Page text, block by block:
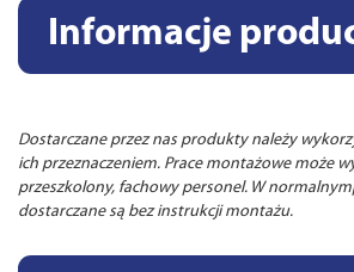
Informacje
Dostarczane przez nas produkty należy
ich przeznaczeniem. Prace montażowe może
przeszkolony, fachowy personel. W
dostarczane są bez instrukcji montażu.